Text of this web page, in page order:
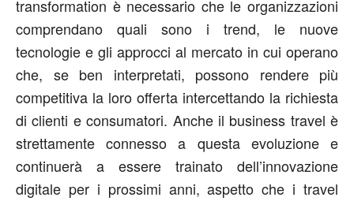
transformation è necessario che le organizzazioni
comprendano quali sono i trend, le nuove
tecnologie e gli approcci al mercato in cui operano
che, se ben interpretati, possono rendere più
competitiva la loro offerta intercettando la richiesta
di clienti e consumatori. Anche il business travel è
strettamente connesso a questa evoluzione e
continuerà a essere trainato dell’innovazione
digitale per i prossimi anni, aspetto che i travel